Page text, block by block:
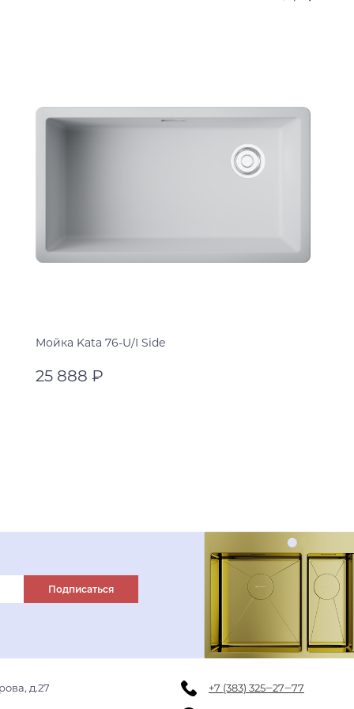
Мойка Kata 76-U/I Side
25 888 ₽
Подписаться
д.27
+7 (383) 325‒27‒77